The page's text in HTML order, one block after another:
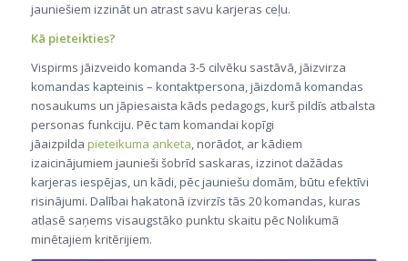
jauniešiem izzināt un atrast savu karjeras ceļu.
Kā pieteikties?
Vispirms jāizveido komanda 3-5 cilvēku sastāvā, jāizvirza
komandas kapteinis – kontaktpersona, jāizdomā komandas
nosaukums un jāpiesaista kāds pedagogs, kurš pildīs atbalsta
personas funkciju. Pēc tam komandai kopīgi
jāaizpilda pieteikuma anketa, norādot, ar kādiem
izaicinājumiem jaunieši šobrīd saskaras, izzinot dažādas
karjeras iespējas, un kādi, pēc jauniešu domām, būtu efektīvi
risinājumi. Dalībai hakatonā izvirzīs tās 20 komandas, kuras
atlasē saņems visaugstāko punktu skaitu pēc Nolikumā
minētajiem kritērijiem.